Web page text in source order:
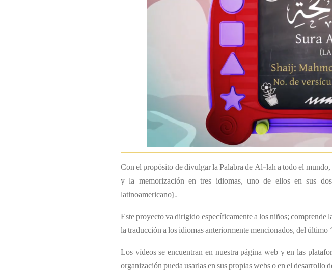
Con el propósito de divulgar la Palabra de Al-lah a todo el
y la memorización en tres idiomas, uno de ellos en sus
latinoamericano).
Este proyecto va dirigido específicamente a los niños; comprende
la traducción a los idiomas anteriormente mencionados, del último
Los vídeos se encuentran en nuestra página web y en las
organización pueda usarlas en sus propias webs o en el